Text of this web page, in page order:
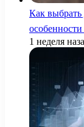
Как
1 неделя